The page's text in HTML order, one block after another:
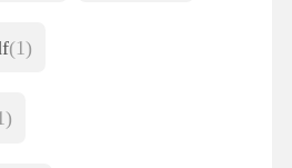
(1)